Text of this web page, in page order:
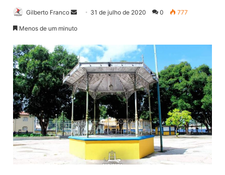
Gilberto Franco
d
e
u
m
e
-
m
a
i
l
31 de julho de 2020 0 777
Menos de um minuto